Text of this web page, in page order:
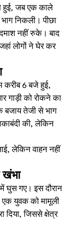
हुई, जब एक काले
भाग निकली। पीछा
नहीं रुके। बाद
लोगों ने घेर कर
करीब 6 बजे हुई,
गाड़ी को रोकने का
बजाय तेजी से भाग
की, लेकिन
लेकिन वाहन नहीं
खंभा
घुस गए। इस दौरान
एक युवक को मामूली
दिया, जिससे क्षेत्र